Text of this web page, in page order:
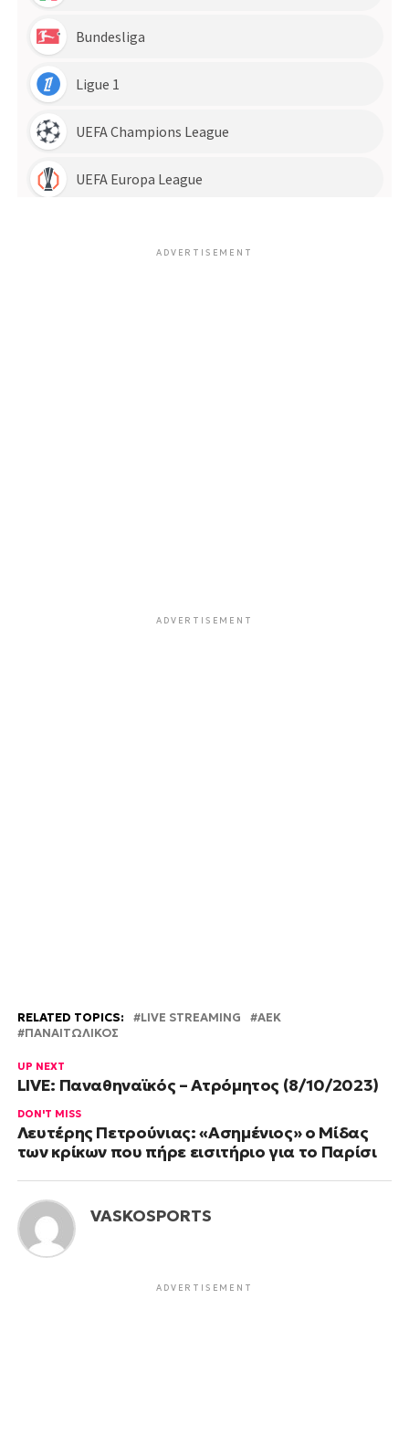
ADVERTISEMENT
ADVERTISEMENT
RELATED TOPICS: LIVE STREAMING
ΑΕΚ
ΠΑΝΑΙΤΩΛΙΚΟΣ
UP NEXT
LIVE: Παναθηναϊκός – Ατρόμητος (8/10/2023)
DON'T MISS
Λευτέρης Πετρούνιας: «Ασημένιος» ο Μίδας
των κρίκων που πήρε εισιτήριο για το Παρίσι
VASKOSPORTS
ADVERTISEMENT